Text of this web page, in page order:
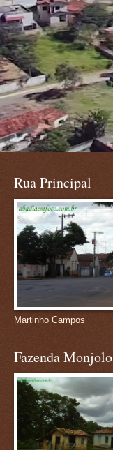
Rua Principal
Martinho Campos
Fazenda Monjolo